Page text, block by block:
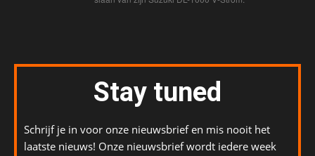
Stay tuned
Schrijf je in voor onze nieuwsbrief en mis nooit het
laatste nieuws! Onze nieuwsbrief wordt iedere week